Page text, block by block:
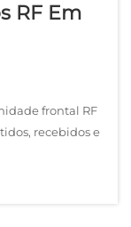
RF Em
frontal RF
recebidos e
para drones,
marítima,